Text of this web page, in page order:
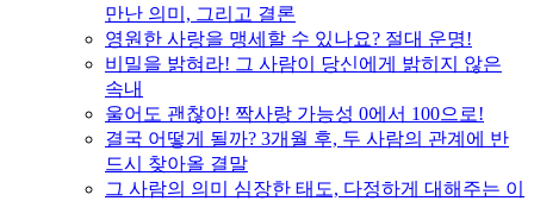
만난 의미, 그리고 결론
영원한 사랑을 맹세할 수 있나요? 절대 운명!
비밀을 밝혀라! 그 사람이 당신에게 밝히지 않은
속내
울어도 괜찮아! 짝사랑 가능성 0에서 100으로!
결국 어떻게 될까? 3개월 후, 두 사람의 관계에 반
드시 찾아올 결말
그 사람의 의미 심장한 태도, 다정하게 대해주는 이